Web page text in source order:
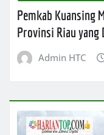
Pemkab Kuansing
Provinsi Riau yang
Admin HTC